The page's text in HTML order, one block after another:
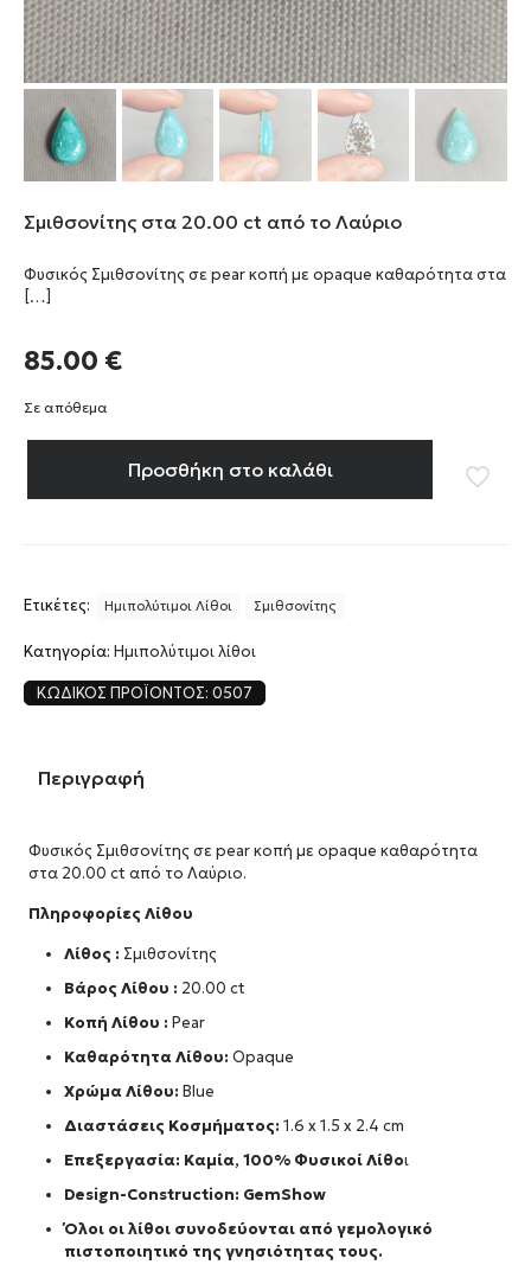
Σμιθσονίτης στα 20.00 ct από το Λαύριο
Φυσικός Σμιθσονίτης σε pear κοπή με opaque καθαρότητα στα
[…]
85.00 €
Σε απόθεμα
Προσθήκη στο καλάθι
Ετικέτες: Ημιπολύτιμοι Λίθοι Σμιθσονίτης
Κατηγορία: Ημιπολύτιμοι λίθοι
ΚΩΔΙΚΌΣ ΠΡΟΪΌΝΤΟΣ: 0507
Περιγραφή
Φυσικός Σμιθσονίτης σε pear κοπή με opaque καθαρότητα
στα 20.00 ct από το Λαύριο.
Πληροφορίες Λίθου
Λίθος : Σμιθσονίτης
Βάρος Λίθου : 20.00 ct
Κοπή Λίθου :Pear
Καθαρότητα Λίθου: Opaque
Χρώμα Λίθου:Blue
Διαστάσεις Κοσμήματος: 1.6 x 1.5 x 2.4 cm
Επεξεργασία: Καμία, 100% Φυσικοί Λίθοι
Design-Construction: GemShow
Όλοι οι λίθοι συνοδεύονται από γεμολογικό
πιστοποιητικό της γνησιότητας τους.